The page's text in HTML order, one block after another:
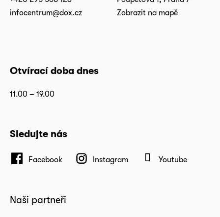
infocentrum@dox.cz
Zobrazit na mapě
Otvírací doba dnes
11.00 – 19.00
Sledujte nás
Facebook Instagram Youtube
Naši partneři